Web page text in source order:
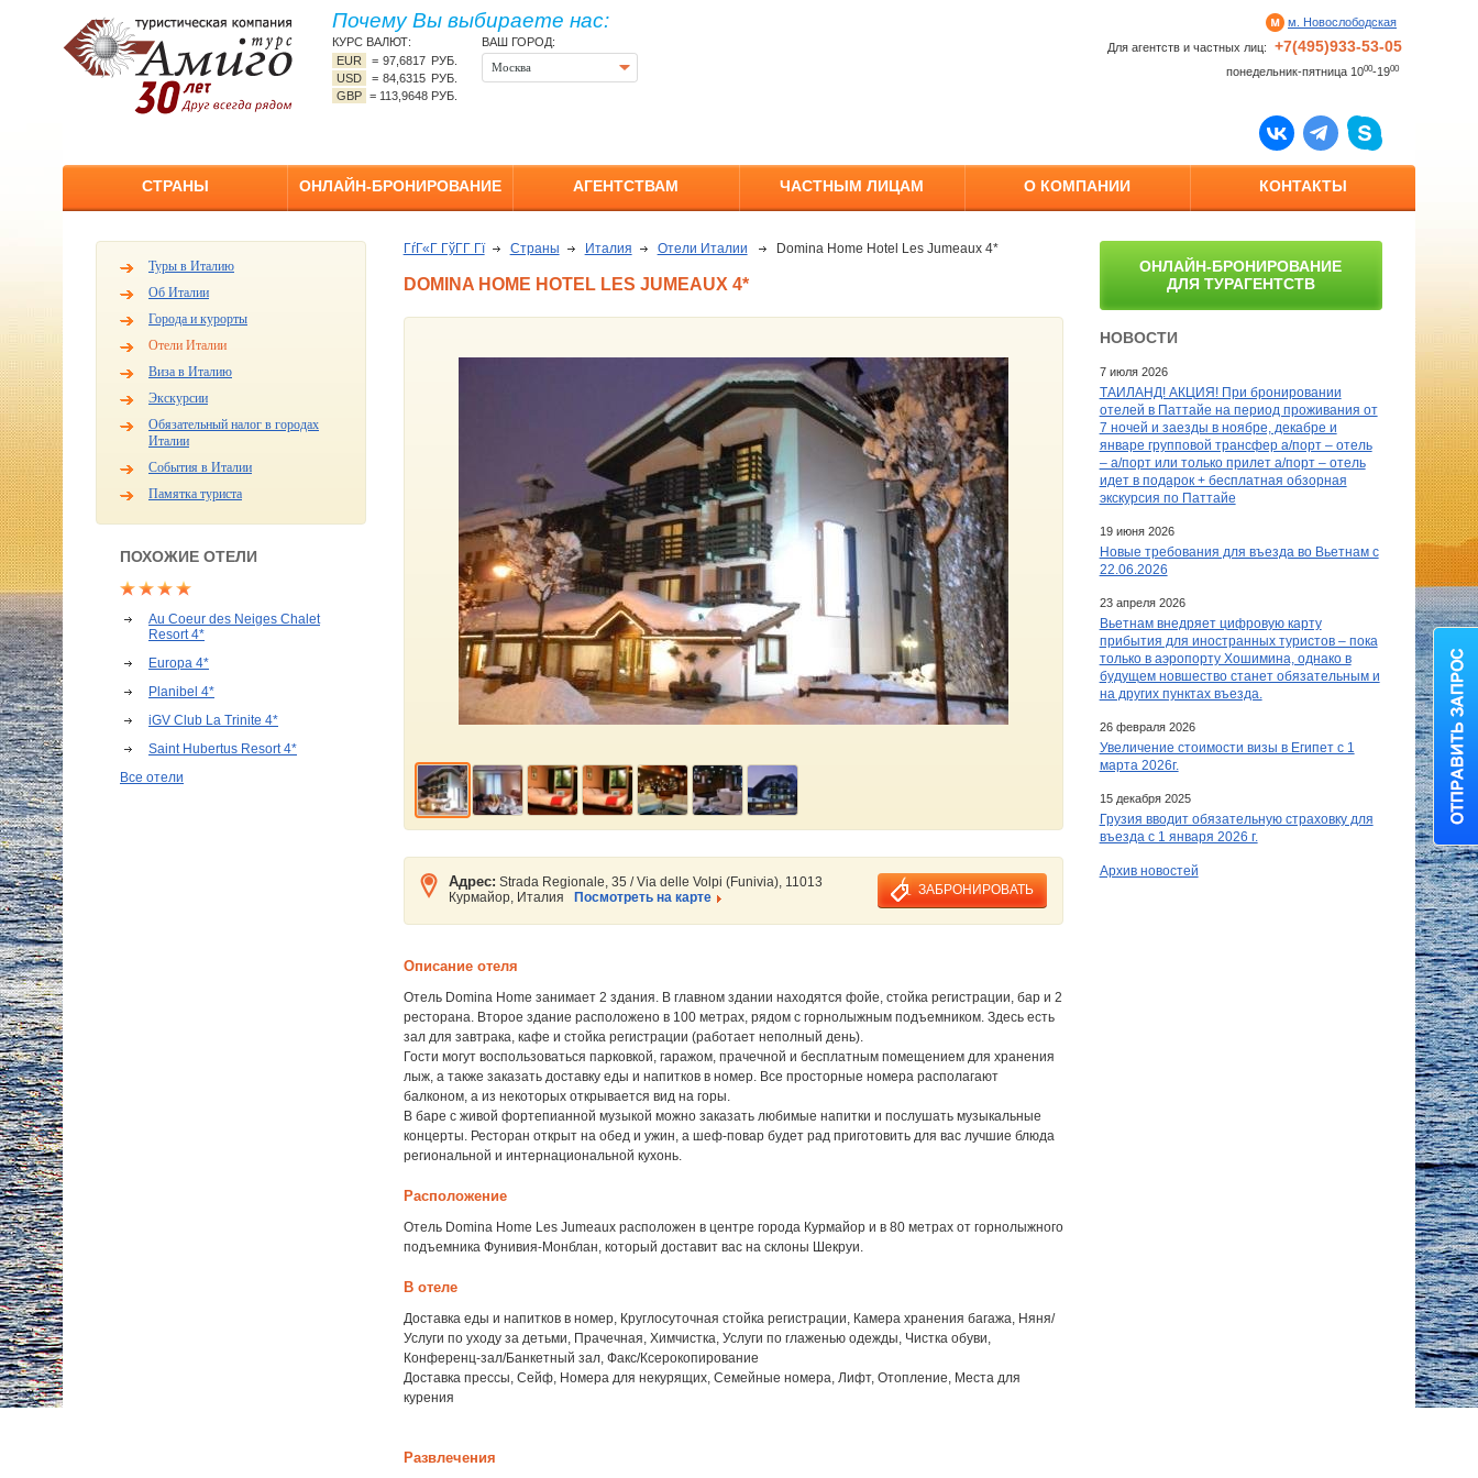
Почему Вы выбираете нас:
КУРС ВАЛЮТ:
EUR
=97,6817 РУБ.
USD
=84,6315 РУБ.
GBP = 113,9648 РУБ.
ВАШ ГОРОД:
Москва
м. Новослободская
Для агентств и частных лиц:
+7(495)933-53-05
понедельник-пятница 1000-1900
СТРАНЫ ОНЛАЙН-БРОНИРОВАНИЕ АГЕНТСТВАМ ЧАСТНЫМ ЛИЦАМ О КОМПАНИИ КОНТАКТЫ
Туры в Италию
Об Италии
Города и курорты
Отели Италии
Виза в Италию
Экскурсии
Обязательный налог в городах
Италии
События в Италии
Памятка туриста
ПОХОЖИЕ ОТЕЛИ
Au Coeur des Neiges Chalet
Resort 4*
Europa 4*
Planibel 4*
iGV Club La Trinite 4*
Saint Hubertus Resort 4*
Все отели
ГѓГ«Г ГўГ­Г Гї Страны Италия Отели Италии Domina Home Hotel Les Jumeaux 4*
DOMINA HOME HOTEL LES JUMEAUX 4*
ЗАБРОНИРОВАТЬ
Адрес: Strada Regionale, 35 / Via delle Volpi (Funivia), 11013
Курмайор, Италия
Посмотреть на карте
Описание отеля
Отель Domina Home занимает 2 здания. В главном здании находятся фойе, стойка регистрации, бар и 2
ресторана. Второе здание расположено в 100 метрах, рядом с горнолыжным подъемником. Здесь есть
зал для завтрака, кафе и стойка регистрации (работает неполный день).
Гости могут воспользоваться парковкой, гаражом, прачечной и бесплатным помещением для хранения
лыж, а также заказать доставку еды и напитков в номер. Все просторные номера располагают
балконом, а из некоторых открывается вид на горы.
В баре с живой фортепианной музыкой можно заказать любимые напитки и послушать музыкальные
концерты. Ресторан открыт на обед и ужин, а шеф-повар будет рад приготовить для вас лучшие блюда
региональной и интернациональной кухонь.
Расположение
Отель Domina Home Les Jumeaux расположен в центре города Курмайор и в 80 метрах от горнолыжного
подъемника Фунивия-Монблан, который доставит вас на склоны Шекруи.
В отеле
Доставка еды и напитков в номер, Круглосуточная стойка регистрации, Камера хранения багажа, Няня/
Услуги по уходу за детьми, Прачечная, Химчистка, Услуги по глаженью одежды, Чистка обуви,
Конференц-зал/Банкетный зал, Факс/Ксерокопирование
Доставка прессы, Сейф, Номера для некурящих, Семейные номера, Лифт, Отопление, Места для
курения
Развлечения
ОНЛАЙН-БРОНИРОВАНИЕ
ДЛЯ ТУРАГЕНТСТВ
НОВОСТИ
7 июля 2026
ТАИЛАНД! АКЦИЯ! При бронировании
отелей в Паттайе на период проживания от
7 ночей и заезды в ноябре, декабре и
январе групповой трансфер а/порт – отель
– а/порт или только прилет а/порт – отель
идет в подарок + бесплатная обзорная
экскурсия по Паттайе
19 июня 2026
Новые требования для въезда во Вьетнам с
22.06.2026
23 апреля 2026
Вьетнам внедряет цифровую карту
прибытия для иностранных туристов – пока
только в аэропорту Хошимина, однако в
будущем новшество станет обязательным и
на других пунктах въезда.
26 февраля 2026
Увеличение стоимости визы в Египет c 1
марта 2026г.
15 декабря 2025
Грузия вводит обязательную страховку для
въезда с 1 января 2026 г.
Архив новостей